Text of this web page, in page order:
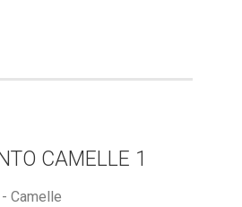
CAMELLE 1
Camelle